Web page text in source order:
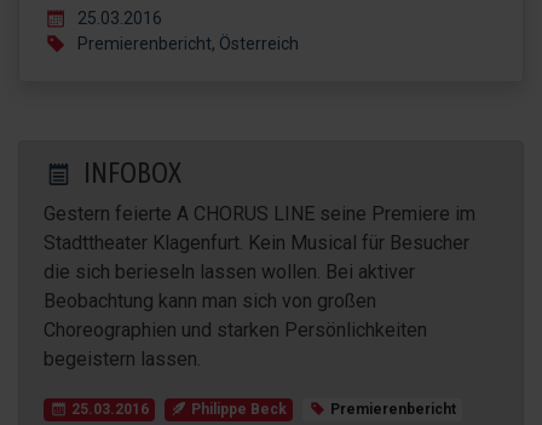
INFOBOX
Gestern feierte A CHORUS LINE seine Premiere im
Stadttheater Klagenfurt. Kein Musical für Besucher
die sich berieseln lassen wollen. Bei aktiver
Beobachtung kann man sich von großen
Choreographien und starken Persönlichkeiten
begeistern lassen.
25.03.2016 Philippe Beck
Premierenbericht
25.03.2016
Premierenbericht, Österreich